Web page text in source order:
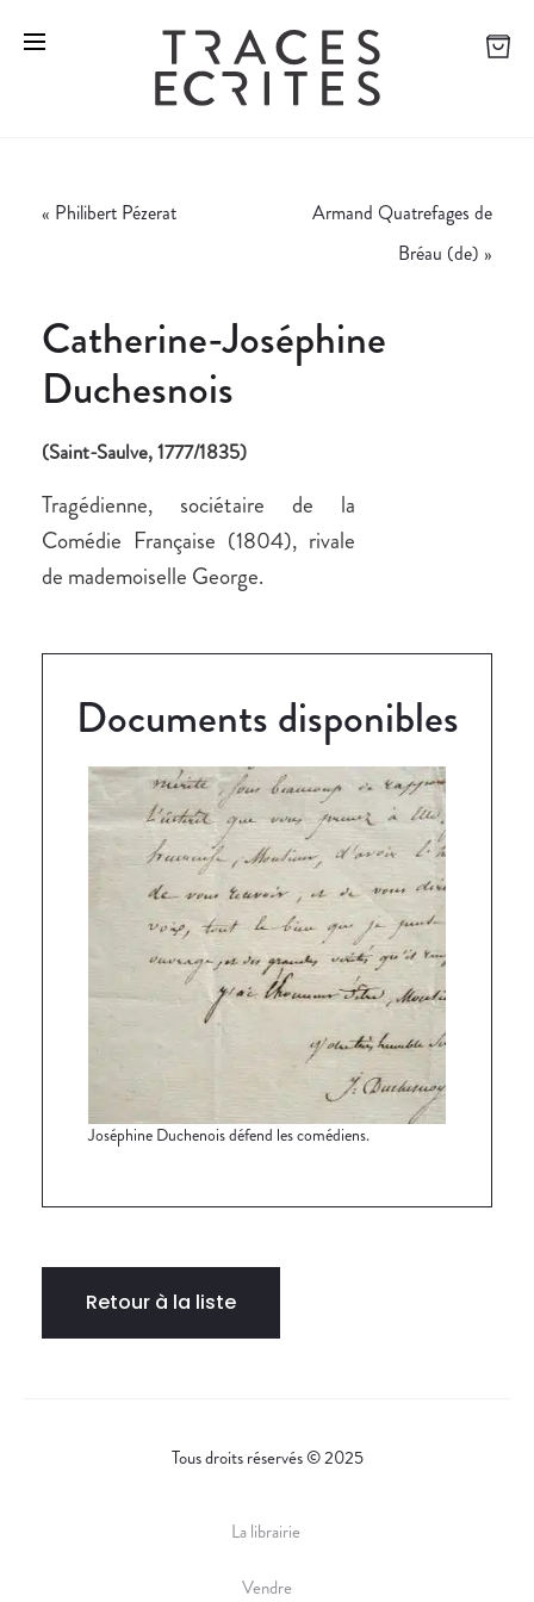
« Philibert Pézerat
Armand Quatrefages de
Bréau (de) »
Catherine-Joséphine
Duchesnois
(Saint-Saulve, 1777/1835)
Tragédienne, sociétaire de la
Comédie Française (1804), rivale
de mademoiselle George.
Documents disponibles
Joséphine Duchenois défend les comédiens.
Retour à la liste
Tous droits réservés © 2025
La librairie
Vendre